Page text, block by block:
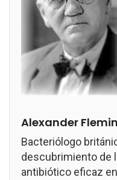
Alexander
Bacteriólogo
descubrimiento de
antibiótico eficaz